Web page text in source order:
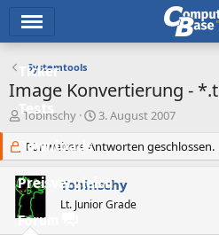
Ticker
Tests
Downloads
Preisvergleich
Forum
Systemtools
Image Konvertierung -
E
s
t
e
l
e
Tobinschy
E
s
t
l
l
3. August 2007
Für weitere Antworten geschlossen.
Tobinschy
Lt. Junior Grade